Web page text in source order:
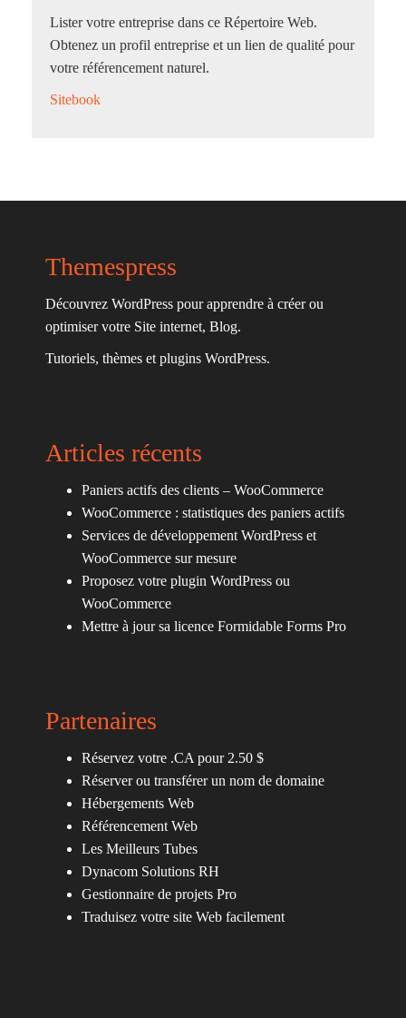
Lister votre entreprise dans ce Répertoire Web.
Obtenez un profil entreprise et un lien de qualité pour
votre référencement naturel.
Sitebook
Themespress
Découvrez WordPress pour apprendre à créer ou
optimiser votre Site internet, Blog.
Tutoriels, thèmes et plugins WordPress.
Articles récents
Paniers actifs des clients – WooCommerce
WooCommerce : statistiques des paniers actifs
Services de développement WordPress et
WooCommerce sur mesure
Proposez votre plugin WordPress ou
WooCommerce
Mettre à jour sa licence Formidable Forms Pro
Partenaires
Réservez votre .CA pour 2.50 $
Réserver ou transférer un nom de domaine
Hébergements Web
Référencement Web
Les Meilleurs Tubes
Dynacom Solutions RH
Gestionnaire de projets Pro
Traduisez votre site Web facilement